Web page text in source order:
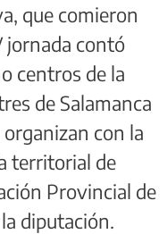
que comieron
jornada contó
centros de la
de Salamanca
con la
territorial de
Provincial de
diputación.